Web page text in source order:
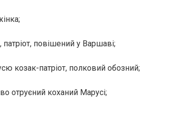
повішений у Варшаві;
козак-патріот, полковий обозний;
отруєний коханий Марусі;